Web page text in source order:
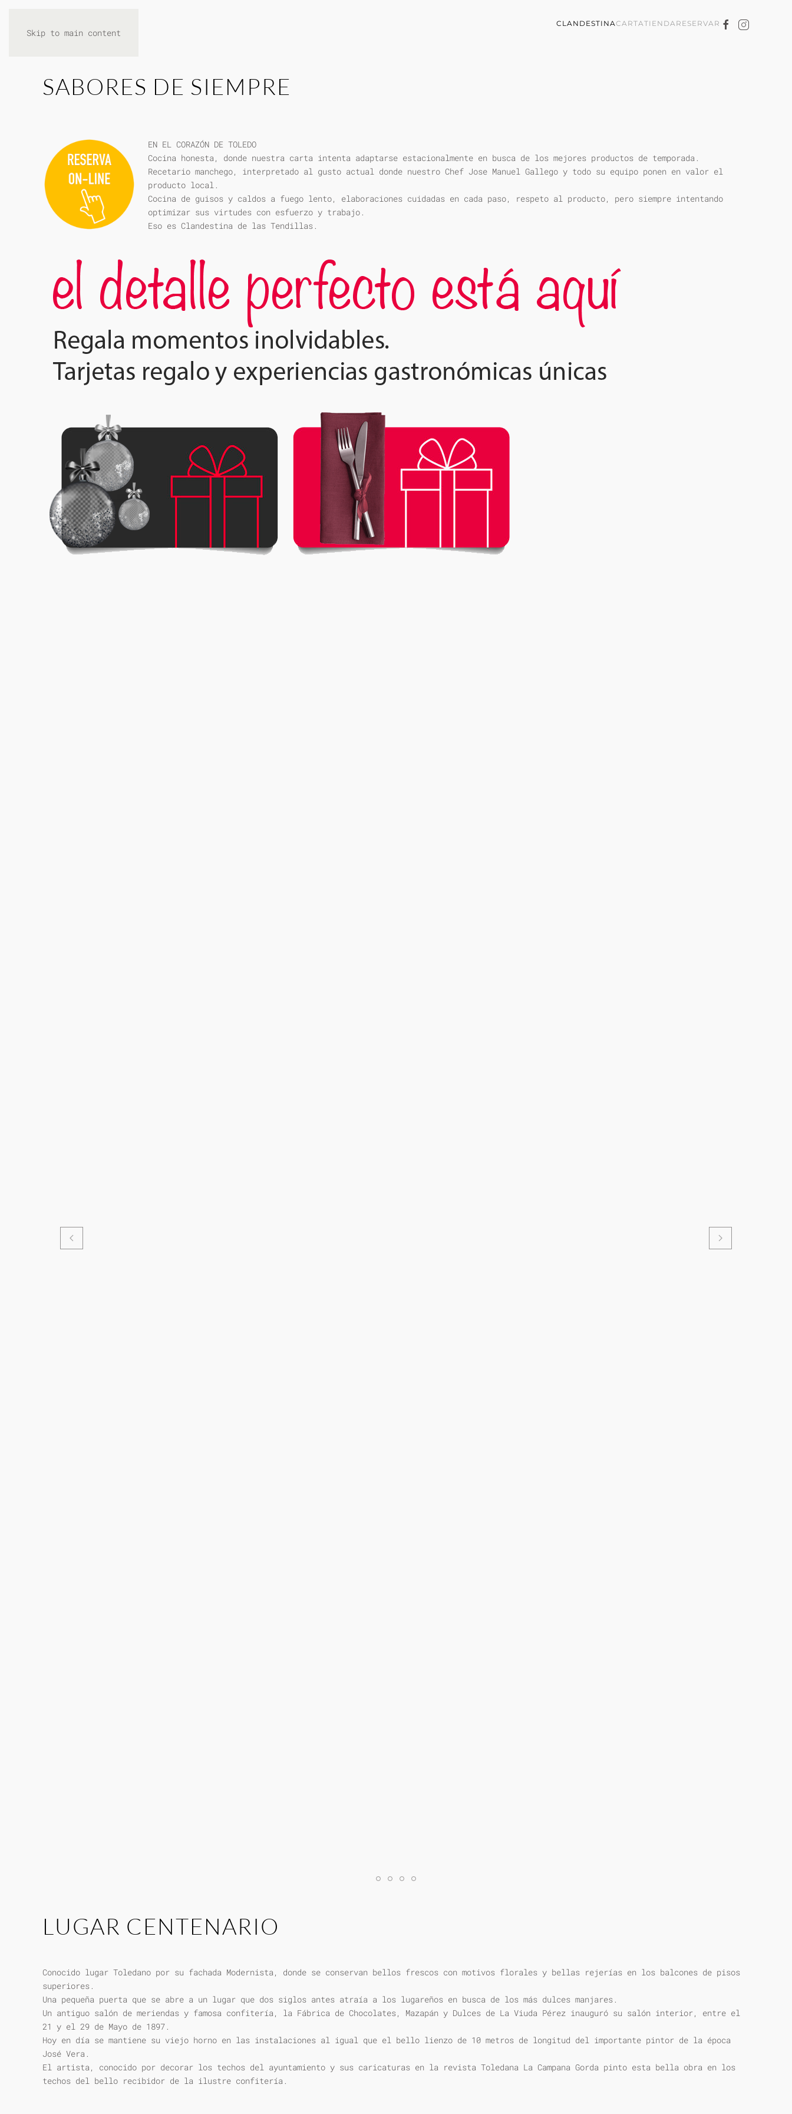
Skip to main content
CLANDESTINACARTATIENDARESERVAR
SABORES DE SIEMPRE
EN EL CORAZÓN DE TOLEDO
Cocina honesta, donde nuestra carta intenta adaptarse estacionalmente en busca de los mejores productos de temporada.
Recetario manchego, interpretado al gusto actual donde nuestro Chef Jose Manuel Gallego y todo su equipo ponen en valor el
producto local.
Cocina de guisos y caldos a fuego lento, elaboraciones cuidadas en cada paso, respeto al producto, pero siempre intentando
optimizar sus virtudes con esfuerzo y trabajo.
Eso es Clandestina de las Tendillas.
LUGAR CENTENARIO
Conocido lugar Toledano por su fachada Modernista, donde se conservan bellos frescos con motivos florales y bellas rejerías en los balcones de pisos
superiores.
Una pequeña puerta que se abre a un lugar que dos siglos antes atraía a los lugareños en busca de los más dulces manjares.
Un antiguo salón de meriendas y famosa confitería, la Fábrica de Chocolates, Mazapán y Dulces de La Viuda Pérez inauguró su salón interior, entre el
21 y el 29 de Mayo de 1897.
Hoy en día se mantiene su viejo horno en las instalaciones al igual que el bello lienzo de 10 metros de longitud del importante pintor de la época
José Vera.
El artista, conocido por decorar los techos del ayuntamiento y sus caricaturas en la revista Toledana La Campana Gorda pinto esta bella obra en los
techos del bello recibidor de la ilustre confitería.